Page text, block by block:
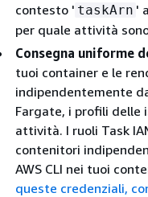
contesto ' taskArn '
per quale attività
Consegna uniforme
tuoi container e le
indipendentemente
Fargate, i profili delle
attività. I ruoli Task
contenitori
AWS CLI nei tuoi
queste credenziali,